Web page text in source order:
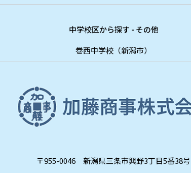
中学校区から探す - その他
巻西中学校（新潟市）
〒955-0046 新潟県三条市興野3丁目5番38号